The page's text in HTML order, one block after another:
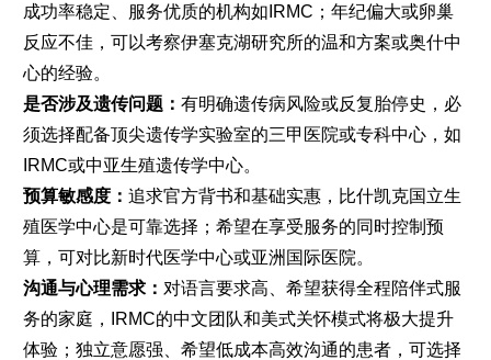
成功率稳定、服务优质的机构如IRMC；年纪偏大或卵巢
反应不佳，可以考察伊塞克湖研究所的温和方案或奥什中
心的经验。
是否涉及遗传问题： 有明确遗传病风险或反复胎停史，必
须选择配备顶尖遗传学实验室的三甲医院或专科中心，如
IRMC或中亚生殖遗传学中心。
预算敏感度： 追求官方背书和基础实惠，比什凯克国立生
殖医学中心是可靠选择；希望在享受服务的同时控制预
算，可对比新时代医学中心或亚洲国际医院。
沟通与心理需求： 对语言要求高、希望获得全程陪伴式服
务的家庭，IRMC的中文团队和美式关怀模式将极大提升
体验；独立意愿强、希望低成本高效沟通的患者，可选择